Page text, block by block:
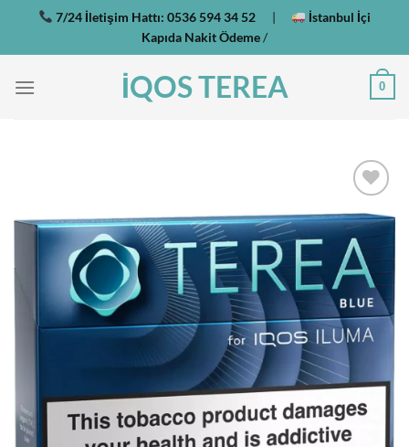
İçeriğe
7/24 İletişim Hattı: 0536 594 34 52 |
İstanbul İçi
Kapıda Nakit Ödeme/
İQOS TEREA 0